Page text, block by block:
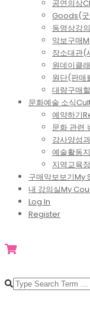
공연의상
Goods(
동영상강
악보구매
장소대관(
원데이클
원단(판매
대량구매
문화예술 소식
예약하기
문화 관련
강사양성
예술활동
지역교육
구매악보보기My
내 강의실My
Log In
Register
SEARCH